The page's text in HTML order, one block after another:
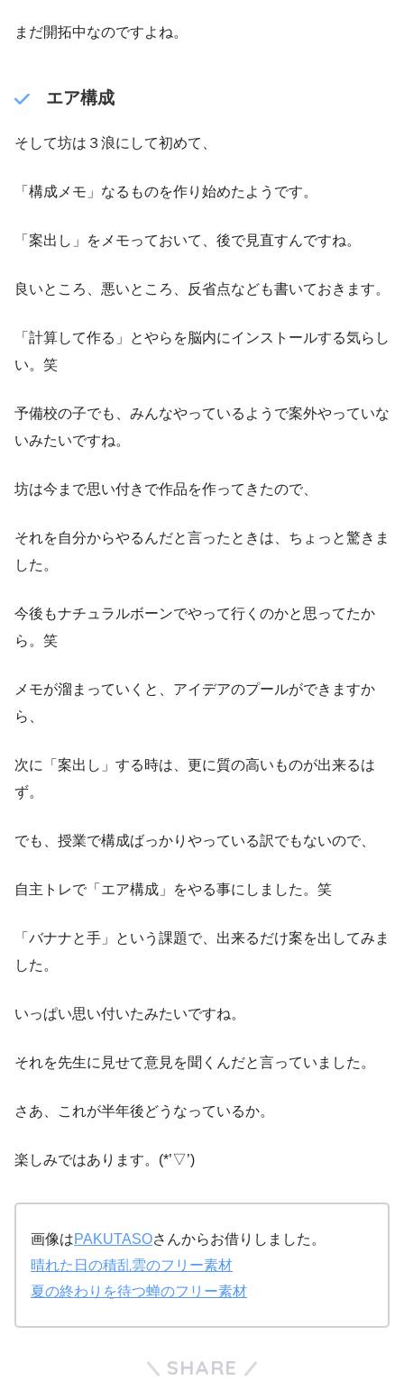
まだ開拓中なのですよね。
エア構成
そして坊は３浪にして初めて、
「構成メモ」なるものを作り始めたようです。
「案出し」をメモっておいて、後で見直すんですね。
良いところ、悪いところ、反省点なども書いておきます。
「計算して作る」とやらを脳内にインストールする気らし
い。笑
予備校の子でも、みんなやっているようで案外やっていな
いみたいですね。
坊は今まで思い付きで作品を作ってきたので、
それを自分からやるんだと言ったときは、ちょっと驚きま
した。
今後もナチュラルボーンでやって行くのかと思ってたか
ら。笑
メモが溜まっていくと、アイデアのプールができますか
ら、
次に「案出し」する時は、更に質の高いものが出来るは
ず。
でも、授業で構成ばっかりやっている訳でもないので、
自主トレで「エア構成」をやる事にしました。笑
「バナナと手」という課題で、出来るだけ案を出してみま
した。
いっぱい思い付いたみたいですね。
それを先生に見せて意見を聞くんだと言っていました。
さあ、これが半年後どうなっているか。
楽しみではあります。(*’▽’)
画像はPAKUTASOさんからお借りしました。
晴れた日の積乱雲のフリー素材
夏の終わりを待つ蝉のフリー素材
SHARE